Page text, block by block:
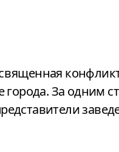
города. За одним